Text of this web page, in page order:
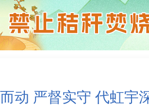
动 严督实守 代虹宇